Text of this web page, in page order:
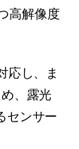
高解像度
応し、ま
、露光
センサー